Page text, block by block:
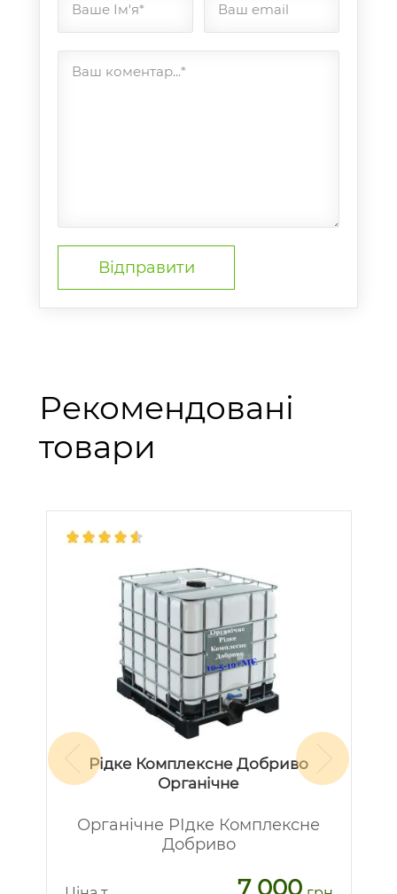
Ваше Ім'я* Ваш email
Ваш коментар...*
Рекомендовані
товари
Рідке Комплексне Добриво
Органічне
Органічне РІдке Комплексне
Добриво
7 000